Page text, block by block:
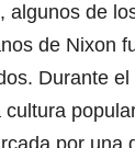
algunos de
de Nixon
Durante
cultura